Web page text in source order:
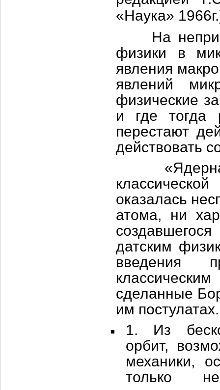
«Наука»
На
физики в
явления
явлений
физические
и где тогда
перестают
действовать
«Ядерная
оказалась
атома, ни
датским
введения
сделанные
им постулатах.
1. Из
орбит,
механики,
только